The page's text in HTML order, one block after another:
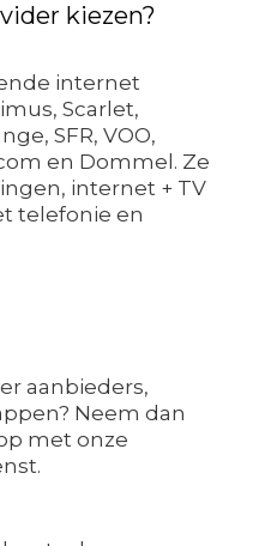
kiezen?
internet
Scarlet,
SFR, VOO,
en Dommel. Ze
internet + TV
telefonie en
aanbieders,
Neem dan
met onze